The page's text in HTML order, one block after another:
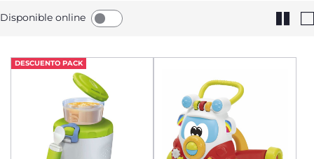
Disponible online
DESCUENTO PACK